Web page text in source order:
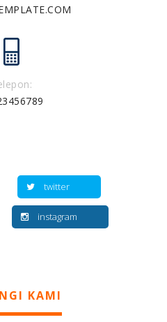
twitter
instagram
KAMI